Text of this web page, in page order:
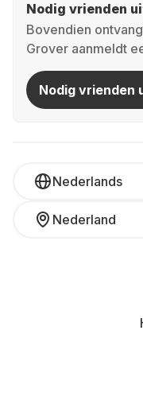
Nodig vrienden
Bovendien
Grover aanmeldt
Nodig vrienden
Nederlands
Nederland